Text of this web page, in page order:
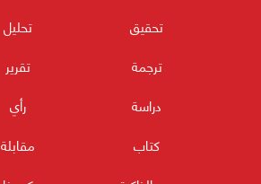
تحقيق
تحليل
ترجمة
تقرير
دراسة
رأي
كتاب
مقابلة